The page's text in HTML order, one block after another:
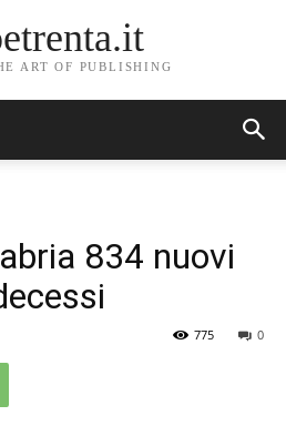
ART OF PUBLISHING
834 nuovi
0
775